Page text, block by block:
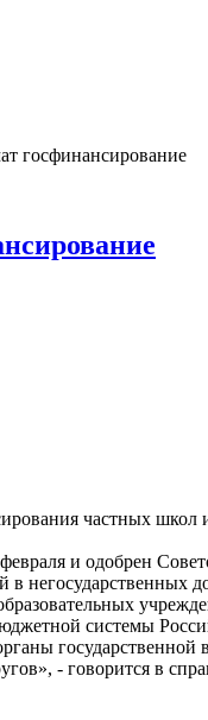
госфинансирование
частных школ
и одобрен
в негосударственных
системы
- говорится в